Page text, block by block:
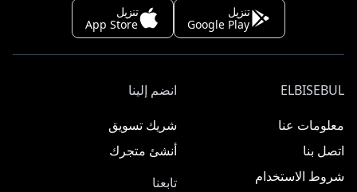
تنزيل
Google Play
تنزيل
App Store
ELBISEBUL
معلومات عنا
اتصل بنا
شروط الاستخدام
انضم إلينا
شريك تسويق
أنشئ متجرك
تابعنا